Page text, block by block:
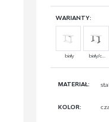
WARIANTY:
biały biały/c...
MATERIAŁ:
KOLOR: